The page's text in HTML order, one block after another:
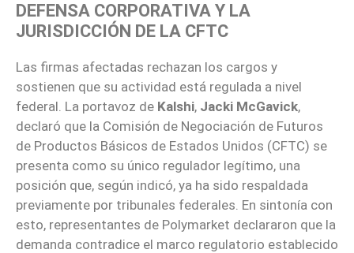
DEFENSA CORPORATIVA Y LA
JURISDICCIÓN DE LA CFTC
Las firmas afectadas rechazan los cargos y
sostienen que su actividad está regulada a nivel
federal. La portavoz de Kalshi, Jacki McGavick,
declaró que la Comisión de Negociación de Futuros
de Productos Básicos de Estados Unidos (CFTC) se
presenta como su único regulador legítimo, una
posición que, según indicó, ya ha sido respaldada
previamente por tribunales federales. En sintonía con
esto, representantes de Polymarket declararon que la
demanda contradice el marco regulatorio establecido